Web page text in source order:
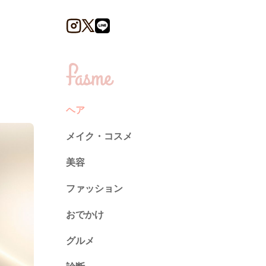
ヘア
メイク・コスメ
美容
ファッション
トレンド
ネイル
おでかけ
グルメ